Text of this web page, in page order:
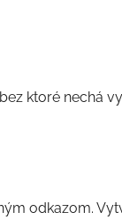
ktoré nechá
odkazom.